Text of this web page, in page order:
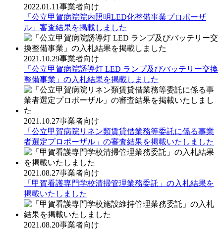
2022.01.11事業者向け
「公立甲賀病院院内照明LED化整備事業プロポーザ
ル」審査結果を掲載しました
2021.10.29事業者向け
「公立甲賀病院誘導灯 LED ランプ及びバッテリー交換
整備事業」の入札結果を掲載しました
2021.10.27事業者向け
「公立甲賀病院リネン類賃貸借業務等委託に係る事業
者選定プロポーザル」の審査結果を掲載いたしました
2021.08.27事業者向け
「甲賀看護専門学校清掃管理業務委託」の入札結果を
掲載いたしました
2021.08.20事業者向け